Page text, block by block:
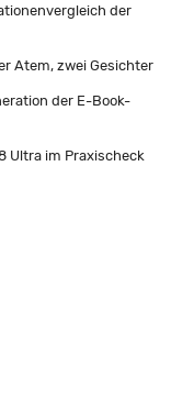
der
Atem, zwei Gesichter
der E-Book-
Ultra im Praxischeck